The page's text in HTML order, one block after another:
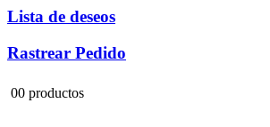
Lista de deseos
Rastrear Pedido
00 productos